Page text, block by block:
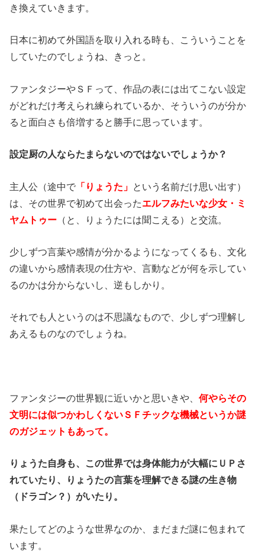
き換えていきます。
日本に初めて外国語を取り入れる時も、こういうことを
していたのでしょうね、きっと。
ファンタジーやＳＦって、作品の表には出てこない設定
がどれだけ考えられ練られているか、そういうのが分か
ると面白さも倍増すると勝手に思っています。
設定厨の人ならたまらないのではないでしょうか？
主人公（途中で 「りょうた」
という名前だけ思い出す）
は、その世界で初めて出会った エルフみたいな少女・ミ
ヤムトゥー （と、りょうたには聞こえる）と交流。
少しずつ言葉や感情が分かるようになってくるも、文化
の違いから感情表現の仕方や、言動などが何を示してい
るのかは分からないし、逆もしかり。
それでも人というのは不思議なもので、少しずつ理解し
あえるものなのでしょうね。
ファンタジーの世界観に近いかと思いきや、何やらその
文明には似つかわしくないＳＦチックな機械というか謎
のガジェットもあって。
りょうた自身も、この世界では身体能力が大幅にＵＰさ
れていたり、りょうたの言葉を理解できる謎の生き物
（ドラゴン？）がいたり。
果たしてどのような世界なのか、まだまだ謎に包まれて
います。